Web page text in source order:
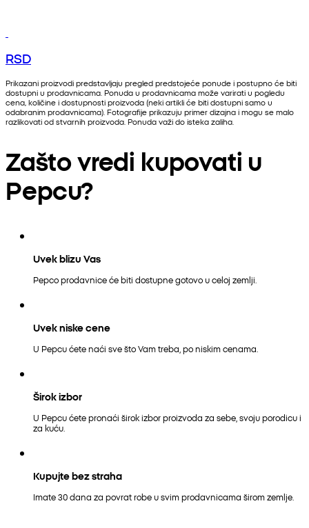
RSD
Prikazani proizvodi predstavljaju pregled predstojeće ponude i postupno će biti
dostupni u prodavnicama. Ponuda u prodavnicama može varirati u pogledu
cena, količine i dostupnosti proizvoda (neki artikli će biti dostupni samo u
odabranim prodavnicama). Fotografije prikazuju primer dizajna i mogu se malo
razlikovati od stvarnih proizvoda. Ponuda važi do isteka zaliha.
Zašto vredi kupovati u
Pepcu?
Uvek blizu Vas
Pepco prodavnice će biti dostupne gotovo u celoj zemlji.
Uvek niske cene
U Pepcu ćete naći sve što Vam treba, po niskim cenama.
Širok izbor
U Pepcu ćete pronaći širok izbor proizvoda za sebe, svoju porodicu i
za kuću.
Kupujte bez straha
Imate 30 dana za povrat robe u svim prodavnicama širom zemlje.